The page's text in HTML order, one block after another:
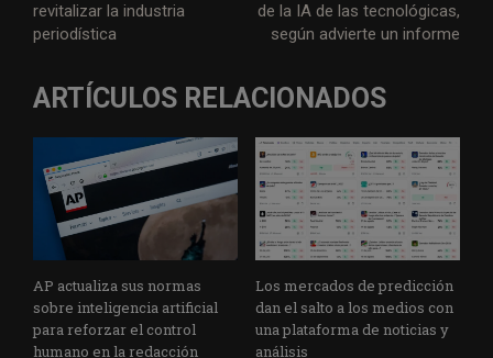
revitalizar la industria
periodística
de la IA de las tecnológicas,
según advierte un informe
ARTÍCULOS RELACIONADOS
AP actualiza sus normas
sobre inteligencia artificial
para reforzar el control
humano en la redacción
Los mercados de predicción
dan el salto a los medios con
una plataforma de noticias y
análisis